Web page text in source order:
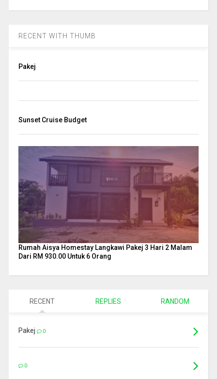
RECENT WITH THUMB
Pakej
Sunset Cruise Budget
Rumah Aisya Homestay Langkawi Pakej 3 Hari 2 Malam
Dari RM 930.00 Untuk 6 Orang
RECENT REPLIES RANDOM
Pakej 0
0